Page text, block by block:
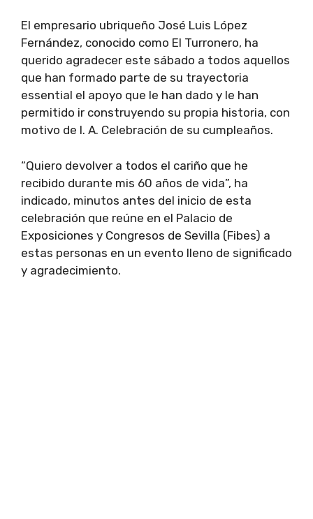
El empresario ubriqueño José Luis López
Fernández, conocido como El Turronero, ha
querido agradecer este sábado a todos aquellos
que han formado parte de su trayectoria
essential el apoyo que le han dado y le han
permitido ir construyendo su propia historia, con
motivo de l. A. Celebración de su cumpleaños.
“Quiero devolver a todos el cariño que he
recibido durante mis 60 años de vida”, ha
indicado, minutos antes del inicio de esta
celebración que reúne en el Palacio de
Exposiciones y Congresos de Sevilla (Fibes) a
estas personas en un evento lleno de significado
y agradecimiento.